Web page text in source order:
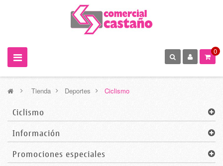
0
> Tienda > Deportes > Ciclismo
Ciclismo
Información
Promociones especiales